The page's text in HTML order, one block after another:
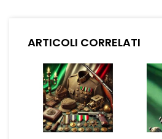
spaziosi per tenere i tuoi
ARTICOLI CORRELATI